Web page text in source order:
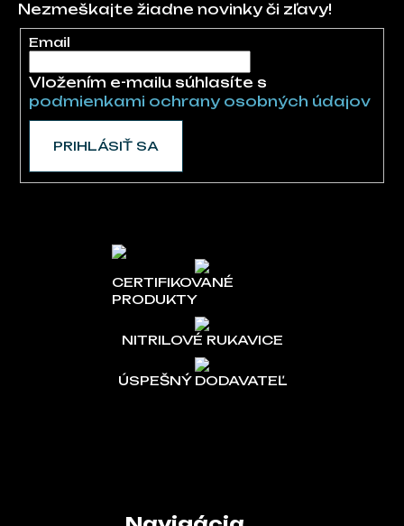
Nezmeškajte žiadne novinky či zľavy!
Email
Vložením e-mailu súhlasíte s
podmienkami ochrany osobných údajov
PRIHLÁSIŤ SA
CERTIFIKOVANÉ
PRODUKTY
NITRILOVÉ RUKAVICE
ÚSPEŠNÝ DODAVATEĽ